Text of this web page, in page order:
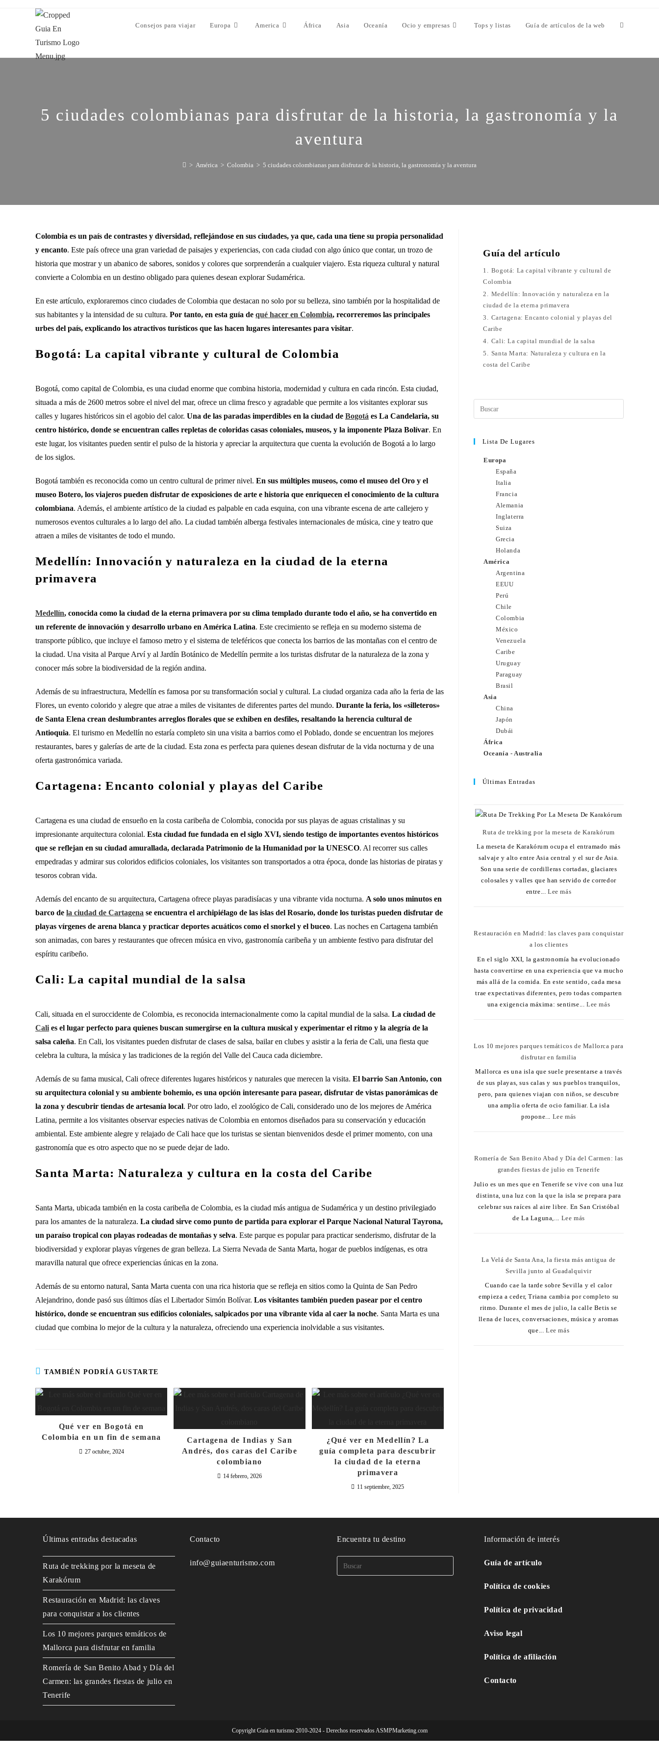
Consejos para viajar Europa America África Asia Oceanía Ocio y empresas Tops y listas Guía de artículos de la web
5 ciudades colombianas para disfrutar de la historia, la gastronomía y la
aventura
> América > Colombia > 5 ciudades colombianas para disfrutar de la historia, la gastronomía y la aventura
Colombia es un país de contrastes y diversidad, reflejándose en sus ciudades, ya que, cada una tiene su propia personalidad
y encanto. Este país ofrece una gran variedad de paisajes y experiencias, con cada ciudad con algo único que contar, un trozo de
historia que mostrar y un abanico de sabores, sonidos y colores que sorprenderán a cualquier viajero. Esta riqueza cultural y natural
convierte a Colombia en un destino obligado para quienes desean explorar Sudamérica.
En este artículo, exploraremos cinco ciudades de Colombia que destacan no solo por su belleza, sino también por la hospitalidad de
sus habitantes y la intensidad de su cultura. Por tanto, en esta guía de qué hacer en Colombia, recorreremos las principales
urbes del país, explicando los atractivos turísticos que las hacen lugares interesantes para visitar.
Bogotá: La capital vibrante y cultural de Colombia
Bogotá, como capital de Colombia, es una ciudad enorme que combina historia, modernidad y cultura en cada rincón. Esta ciudad,
situada a más de 2600 metros sobre el nivel del mar, ofrece un clima fresco y agradable que permite a los visitantes explorar sus
calles y lugares históricos sin el agobio del calor. Una de las paradas imperdibles en la ciudad de Bogotá es La Candelaria, su
centro histórico, donde se encuentran calles repletas de coloridas casas coloniales, museos, y la imponente Plaza Bolívar. En
este lugar, los visitantes pueden sentir el pulso de la historia y apreciar la arquitectura que cuenta la evolución de Bogotá a lo largo
de los siglos.
Bogotá también es reconocida como un centro cultural de primer nivel. En sus múltiples museos, como el museo del Oro y el
museo Botero, los viajeros pueden disfrutar de exposiciones de arte e historia que enriquecen el conocimiento de la cultura
colombiana. Además, el ambiente artístico de la ciudad es palpable en cada esquina, con una vibrante escena de arte callejero y
numerosos eventos culturales a lo largo del año. La ciudad también alberga festivales internacionales de música, cine y teatro que
atraen a miles de visitantes de todo el mundo.
Medellín: Innovación y naturaleza en la ciudad de la eterna
primavera
Medellín, conocida como la ciudad de la eterna primavera por su clima templado durante todo el año, se ha convertido en
un referente de innovación y desarrollo urbano en América Latina. Este crecimiento se refleja en su moderno sistema de
transporte público, que incluye el famoso metro y el sistema de teleféricos que conecta los barrios de las montañas con el centro de
la ciudad. Una visita al Parque Arví y al Jardín Botánico de Medellín permite a los turistas disfrutar de la naturaleza de la zona y
conocer más sobre la biodiversidad de la región andina.
Además de su infraestructura, Medellín es famosa por su transformación social y cultural. La ciudad organiza cada año la feria de las
Flores, un evento colorido y alegre que atrae a miles de visitantes de diferentes partes del mundo. Durante la feria, los «silleteros»
de Santa Elena crean deslumbrantes arreglos florales que se exhiben en desfiles, resaltando la herencia cultural de
Antioquia. El turismo en Medellín no estaría completo sin una visita a barrios como el Poblado, donde se encuentran los mejores
restaurantes, bares y galerías de arte de la ciudad. Esta zona es perfecta para quienes desean disfrutar de la vida nocturna y de una
oferta gastronómica variada.
Cartagena: Encanto colonial y playas del Caribe
Cartagena es una ciudad de ensueño en la costa caribeña de Colombia, conocida por sus playas de aguas cristalinas y su
impresionante arquitectura colonial. Esta ciudad fue fundada en el siglo XVI, siendo testigo de importantes eventos históricos
que se reflejan en su ciudad amurallada, declarada Patrimonio de la Humanidad por la UNESCO. Al recorrer sus calles
empedradas y admirar sus coloridos edificios coloniales, los visitantes son transportados a otra época, donde las historias de piratas y
tesoros cobran vida.
Además del encanto de su arquitectura, Cartagena ofrece playas paradisíacas y una vibrante vida nocturna. A solo unos minutos en
barco de la ciudad de Cartagena se encuentra el archipiélago de las islas del Rosario, donde los turistas pueden disfrutar de
playas vírgenes de arena blanca y practicar deportes acuáticos como el snorkel y el buceo. Las noches en Cartagena también
son animadas, con bares y restaurantes que ofrecen música en vivo, gastronomía caribeña y un ambiente festivo para disfrutar del
espíritu caribeño.
Cali: La capital mundial de la salsa
Cali, situada en el suroccidente de Colombia, es reconocida internacionalmente como la capital mundial de la salsa. La ciudad de
Cali es el lugar perfecto para quienes buscan sumergirse en la cultura musical y experimentar el ritmo y la alegría de la
salsa caleña. En Cali, los visitantes pueden disfrutar de clases de salsa, bailar en clubes y asistir a la feria de Cali, una fiesta que
celebra la cultura, la música y las tradiciones de la región del Valle del Cauca cada diciembre.
Además de su fama musical, Cali ofrece diferentes lugares históricos y naturales que merecen la visita. El barrio San Antonio, con
su arquitectura colonial y su ambiente bohemio, es una opción interesante para pasear, disfrutar de vistas panorámicas de
la zona y descubrir tiendas de artesanía local. Por otro lado, el zoológico de Cali, considerado uno de los mejores de América
Latina, permite a los visitantes observar especies nativas de Colombia en entornos diseñados para su conservación y educación
ambiental. Este ambiente alegre y relajado de Cali hace que los turistas se sientan bienvenidos desde el primer momento, con una
gastronomía que es otro aspecto que no se puede dejar de lado.
Santa Marta: Naturaleza y cultura en la costa del Caribe
Santa Marta, ubicada también en la costa caribeña de Colombia, es la ciudad más antigua de Sudamérica y un destino privilegiado
para los amantes de la naturaleza. La ciudad sirve como punto de partida para explorar el Parque Nacional Natural Tayrona,
un paraíso tropical con playas rodeadas de montañas y selva. Este parque es popular para practicar senderismo, disfrutar de la
biodiversidad y explorar playas vírgenes de gran belleza. La Sierra Nevada de Santa Marta, hogar de pueblos indígenas, es otra
maravilla natural que ofrece experiencias únicas en la zona.
Además de su entorno natural, Santa Marta cuenta con una rica historia que se refleja en sitios como la Quinta de San Pedro
Alejandrino, donde pasó sus últimos días el Libertador Simón Bolívar. Los visitantes también pueden pasear por el centro
histórico, donde se encuentran sus edificios coloniales, salpicados por una vibrante vida al caer la noche. Santa Marta es una
ciudad que combina lo mejor de la cultura y la naturaleza, ofreciendo una experiencia inolvidable a sus visitantes.
TAMBIÉN PODRÍA GUSTARTE
Qué ver en Bogotá en
Colombia en un fin de semana
27 octubre, 2024
Cartagena de Indias y San
Andrés, dos caras del Caribe
colombiano
14 febrero, 2026
¿Qué ver en Medellín? La
guía completa para descubrir
la ciudad de la eterna
primavera
11 septiembre, 2025
Guía del artículo
1. Bogotá: La capital vibrante y cultural de
Colombia
2. Medellín: Innovación y naturaleza en la
ciudad de la eterna primavera
3. Cartagena: Encanto colonial y playas del
Caribe
4. Cali: La capital mundial de la salsa
5. Santa Marta: Naturaleza y cultura en la
costa del Caribe
Lista De Lugares
Europa
España
Italia
Francia
Alemania
Inglaterra
Suiza
Grecia
Holanda
América
Argentina
EEUU
Perú
Chile
Colombia
México
Venezuela
Caribe
Uruguay
Paraguay
Brasil
Asia
China
Japón
Dubái
África
Oceanía - Australia
Últimas Entradas
Ruta de trekking por la meseta de Karakórum
La meseta de Karakórum ocupa el entramado más
salvaje y alto entre Asia central y el sur de Asia.
Son una serie de cordilleras cortadas, glaciares
colosales y valles que han servido de corredor
entre...Lee más
Restauración en Madrid: las claves para conquistar
a los clientes
En el siglo XXI, la gastronomía ha evolucionado
hasta convertirse en una experiencia que va mucho
más allá de la comida. En este sentido, cada mesa
trae expectativas diferentes, pero todas comparten
una exigencia máxima: sentirse...Lee más
Los 10 mejores parques temáticos de Mallorca para
disfrutar en familia
Mallorca es una isla que suele presentarse a través
de sus playas, sus calas y sus pueblos tranquilos,
pero, para quienes viajan con niños, se descubre
una amplia oferta de ocio familiar. La isla
propone... Lee más
Romería de San Benito Abad y Día del Carmen: las
grandes fiestas de julio en Tenerife
Julio es un mes que en Tenerife se vive con una luz
distinta, una luz con la que la isla se prepara para
celebrar sus raíces al aire libre. En San Cristóbal
de La Laguna,... Lee más
La Velá de Santa Ana, la fiesta más antigua de
Sevilla junto al Guadalquivir
Cuando cae la tarde sobre Sevilla y el calor
empieza a ceder, Triana cambia por completo su
ritmo. Durante el mes de julio, la calle Betis se
llena de luces, conversaciones, música y aromas
que... Lee más
Últimas entradas destacadas
Ruta de trekking por la meseta de
Karakórum
Restauración en Madrid: las claves
para conquistar a los clientes
Los 10 mejores parques temáticos de
Mallorca para disfrutar en familia
Romería de San Benito Abad y Día del
Carmen: las grandes fiestas de julio en
Tenerife
Contacto
info@guiaenturismo.com
Encuentra tu destino Información de interés
Guía de artículo
Política de cookies
Política de privacidad
Aviso legal
Política de afiliación
Contacto
Copyright Guía en turismo 2010-2024 - Derechos reservados ASMPMarketing.com